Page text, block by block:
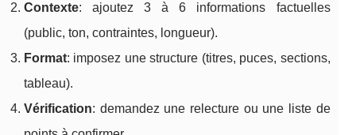
Contexte: ajoutez 3 à 6 informations factuelles
(public, ton, contraintes, longueur).
Format: imposez une structure (titres, puces, sections,
tableau).
Vérification: demandez une relecture ou une liste de